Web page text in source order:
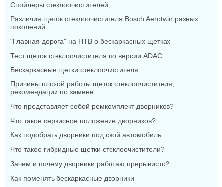
Спойлеры стеклоочистителей
Различия щеток стеклоочистителя Bosch Aerotwin разных
поколений
"Главная дорога" на НТВ о бескаркасных щетках
Тест щеток стеклоочистителя по версии ADAC
Бескаркасные щетки стеклоочистителя
Причины плохой работы щеток стеклоочистителя,
рекомендации по замене
Что представляет собой ремкомплект дворников?
Что такое сервисное положение дворников?
Как подобрать дворники под свой автомобиль
Что такое гибридные щетки стеклоочистители?
Зачем и почему дворники работаю прерывисто?
Как поменять бескаркасные дворники